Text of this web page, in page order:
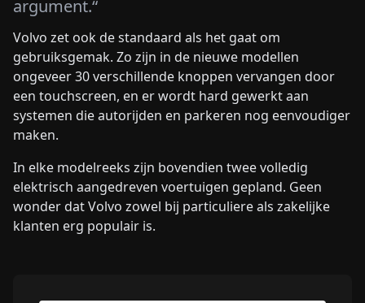
argument.“
Volvo zet ook de standaard als het gaat om
gebruiksgemak. Zo zijn in de nieuwe modellen
ongeveer 30 verschillende knoppen vervangen door
een touchscreen, en er wordt hard gewerkt aan
systemen die autorijden en parkeren nog eenvoudiger
maken.
In elke modelreeks zijn bovendien twee volledig
elektrisch aangedreven voertuigen gepland. Geen
wonder dat Volvo zowel bij particuliere als zakelijke
klanten erg populair is.